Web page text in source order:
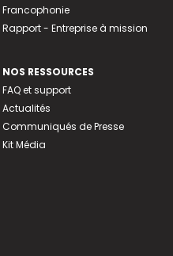
Francophonie
Rapport - Entreprise à mission
NOS RESSOURCES
FAQ et support
Actualités
Communiqués de Presse
Kit Média